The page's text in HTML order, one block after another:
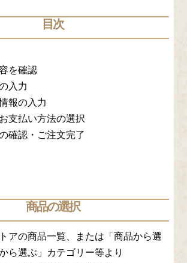
目次
を確認
入力
報の入力
支払い方法の選択
確認・ご注文完了
商品の選択
アの商品一覧、または「商品から選
ら選ぶ」カテゴリー等より